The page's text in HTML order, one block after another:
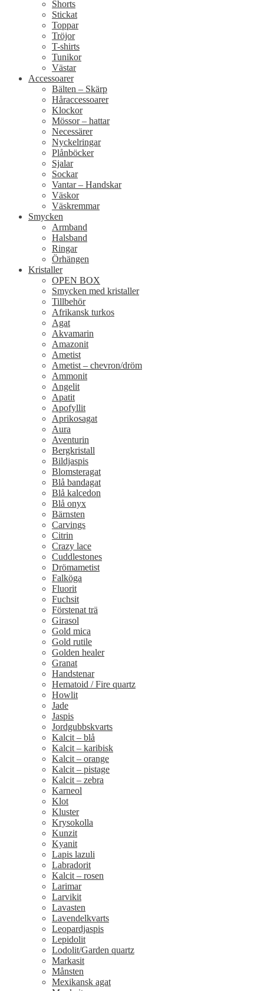
Shorts
Stickat
Toppar
Tröjor
T-shirts
Tunikor
Västar
Accessoarer
Bälten – Skärp
Håraccessoarer
Klockor
Mössor – hattar
Necessärer
Nyckelringar
Plånböcker
Sjalar
Sockar
Vantar – Handskar
Väskor
Väskremmar
Smycken
Armband
Halsband
Ringar
Örhängen
Kristaller
OPEN BOX
Smycken med kristaller
Tillbehör
Afrikansk turkos
Agat
Akvamarin
Amazonit
Ametist
Ametist – chevron/dröm
Ammonit
Angelit
Apatit
Apofyllit
Aprikosagat
Aura
Aventurin
Bergkristall
Bildjaspis
Blomsteragat
Blå bandagat
Blå kalcedon
Blå onyx
Bärnsten
Carvings
Citrin
Crazy lace
Cuddlestones
Drömametist
Falköga
Fluorit
Fuchsit
Förstenat trä
Girasol
Gold mica
Gold rutile
Golden healer
Granat
Handstenar
Hematoid / Fire quartz
Howlit
Jade
Jaspis
Jordgubbskvarts
Kalcit – blå
Kalcit – karibisk
Kalcit – orange
Kalcit – pistage
Kalcit – zebra
Karneol
Klot
Kluster
Krysokolla
Kunzit
Kyanit
Lapis lazuli
Labradorit
Kalcit – rosen
Larimar
Larvikit
Lavasten
Lavendelkvarts
Leopardjaspis
Lepidolit
Lodolit/Garden quartz
Markasit
Månsten
Mexikansk agat